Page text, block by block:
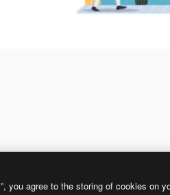
you agree to the storing of cookies on